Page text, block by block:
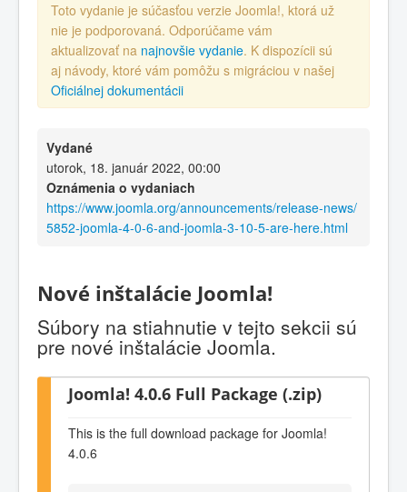
Toto vydanie je súčasťou verzie Joomla!, ktorá už
nie je podporovaná. Odporúčame vám
aktualizovať na najnovšie vydanie. K dispozícii sú
aj návody, ktoré vám pomôžu s migráciou v našej
Oficiálnej dokumentácii
Vydané
utorok, 18. január 2022, 00:00
Oznámenia o vydaniach
https://www.joomla.org/announcements/release-news/
5852-joomla-4-0-6-and-joomla-3-10-5-are-here.html
Nové inštalácie Joomla!
Súbory na stiahnutie v tejto sekcii sú
pre nové inštalácie Joomla.
Joomla! 4.0.6 Full Package (.zip)
This is the full download package for Joomla!
4.0.6